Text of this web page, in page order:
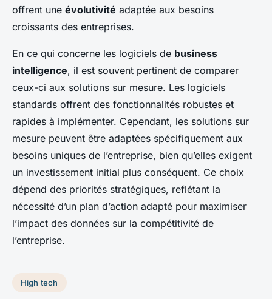
offrent une évolutivité adaptée aux besoins
croissants des entreprises.
En ce qui concerne les logiciels de business
intelligence, il est souvent pertinent de comparer
ceux-ci aux solutions sur mesure. Les logiciels
standards offrent des fonctionnalités robustes et
rapides à implémenter. Cependant, les solutions sur
mesure peuvent être adaptées spécifiquement aux
besoins uniques de l’entreprise, bien qu’elles exigent
un investissement initial plus conséquent. Ce choix
dépend des priorités stratégiques, reflétant la
nécessité d’un plan d’action adapté pour maximiser
l’impact des données sur la compétitivité de
l’entreprise.
High tech